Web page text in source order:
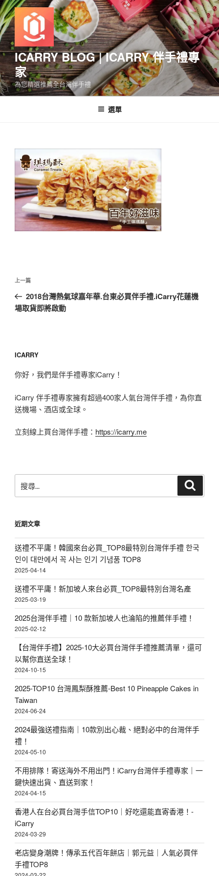
跳
至
主
要
內
容
ICARRY BLOG | ICARRY 伴手禮專
家
為您精選推薦全台灣伴手禮
選單
文
導
覽
上
一
篇
上一篇
2018台灣熱氣球嘉年華.台東必買伴手禮.iCarry花蓮機
場取貨即將啟動
ICARRY
你好，我們是伴手禮專家iCarry！
iCarry 伴手禮專家擁有超過400家人氣台灣伴手禮，為你直
送機場、酒店或全球。
立刻線上買台灣伴手禮： https://icarry.me
尋
字:
近期文章
送禮不平庸！韓國來台必買_TOP8最特別台灣伴手禮 한국
인이 대만에서 꼭 사는 인기 기념품 TOP8
2025-04-14
送禮不平庸！新加坡人來台必買_TOP8最特別台灣名產
2025-03-19
2025台灣伴手禮｜10 款新加坡人也淪陷的推薦伴手禮！
2025-02-12
【台灣伴手禮】2025-10大必買台灣伴手禮推薦清單，還可
以幫你直送全球！
2024-10-15
2025-TOP10 台灣鳳梨酥推薦-Best 10 Pineapple Cakes in
Taiwan
2024-06-24
2024最強送禮指南｜10款別出心裁、絕對必中的台灣伴手
禮！
2024-05-10
不用排隊！寄送海外不用出門！iCarry台灣伴手禮專家｜一
鍵快速出貨、直送到家！
2024-04-15
香港人在台必買台灣手信TOP10｜好吃還能直寄香港！-
iCarry
2024-03-29
老店變身潮牌！傳承五代百年餅店｜郭元益｜人氣必買伴
手禮TOP8